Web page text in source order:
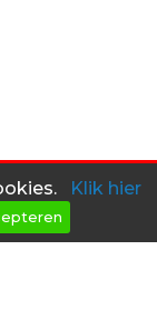
Klik hier